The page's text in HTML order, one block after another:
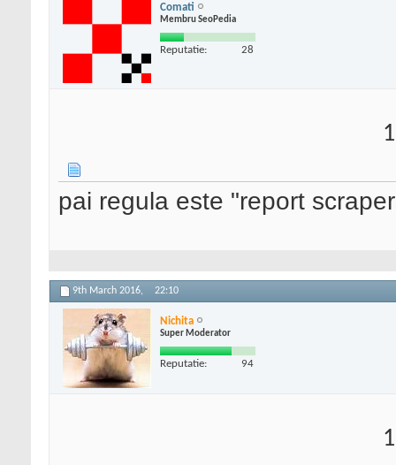
Comati
Membru SeoPedia
Reputatie: 28
pai regula este "report
9th March 2016, 22:10
Nichita
Super Moderator
Reputatie: 94